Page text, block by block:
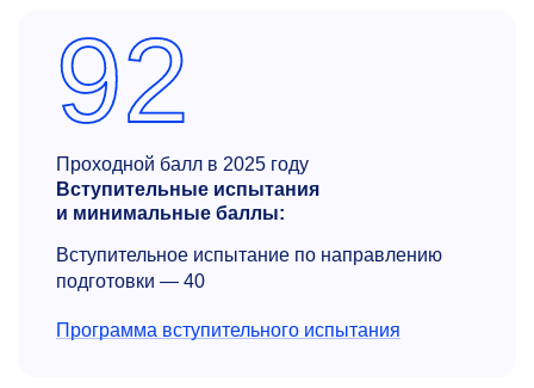
92
Проходной балл в 2025 году
Вступительные испытания
и минимальные баллы:
Вступительное испытание по направлению
подготовки — 40
Программа вступительного испытания